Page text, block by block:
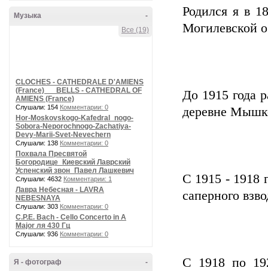
-
Музыка
Все (19)
CLOCHES - CATHEDRALE D'AMIENS
(France) __ BELLS - CATHEDRAL OF
AMIENS (France)
Слушали: 154 Комментарии: 0
Hor-Moskovskogo-Kafedral_nogo-
Sobora-Neporochnogo-Zachatiya-
Devy-Marii-Svet-Nevechern
Слушали: 138 Комментарии: 0
Похвала Пресвятой
Богородице_Киевский Лаврский
Успенский звон_Павел Лашкевич
Слушали: 4632 Комментарии: 1
Лавра Небесная - LAVRA
NEBESNAYA
Слушали: 303 Комментарии: 0
C.P.E. Bach - Cello Concerto in A
Major ля 430 Гц
Слушали: 936 Комментарии: 0
-
Я - фотограф
Родился я в
Могилевской
До 1915 года
деревне
С 1915 - 1918
саперного
С 1918 по